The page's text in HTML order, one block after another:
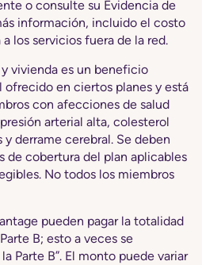
o consulte su Evidencia de
información, incluido el costo
los servicios fuera de la red.
vivienda es un beneficio
en ciertos planes y está
con afecciones de salud
arterial alta, colesterol
derrame cerebral. Se deben
de cobertura del plan aplicables
No todos los miembros
pueden pagar la totalidad
B; esto a veces se
Parte B”. El monto puede variar